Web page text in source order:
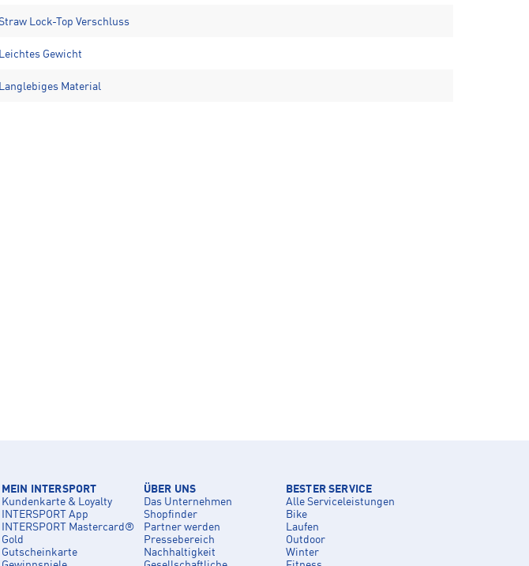
Lock-Top Verschluss
Leichtes Gewicht
Langlebiges Material
MEIN INTERSPORT
Kundenkarte & Loyalty
INTERSPORT App
INTERSPORT Mastercard®
Gold
Gutscheinkarte
ÜBER UNS
Das Unternehmen
Shopfinder
Partner werden
Pressebereich
Nachhaltigkeit
BESTER SERVICE
Alle Serviceleistungen
Bike
Laufen
Outdoor
Winter